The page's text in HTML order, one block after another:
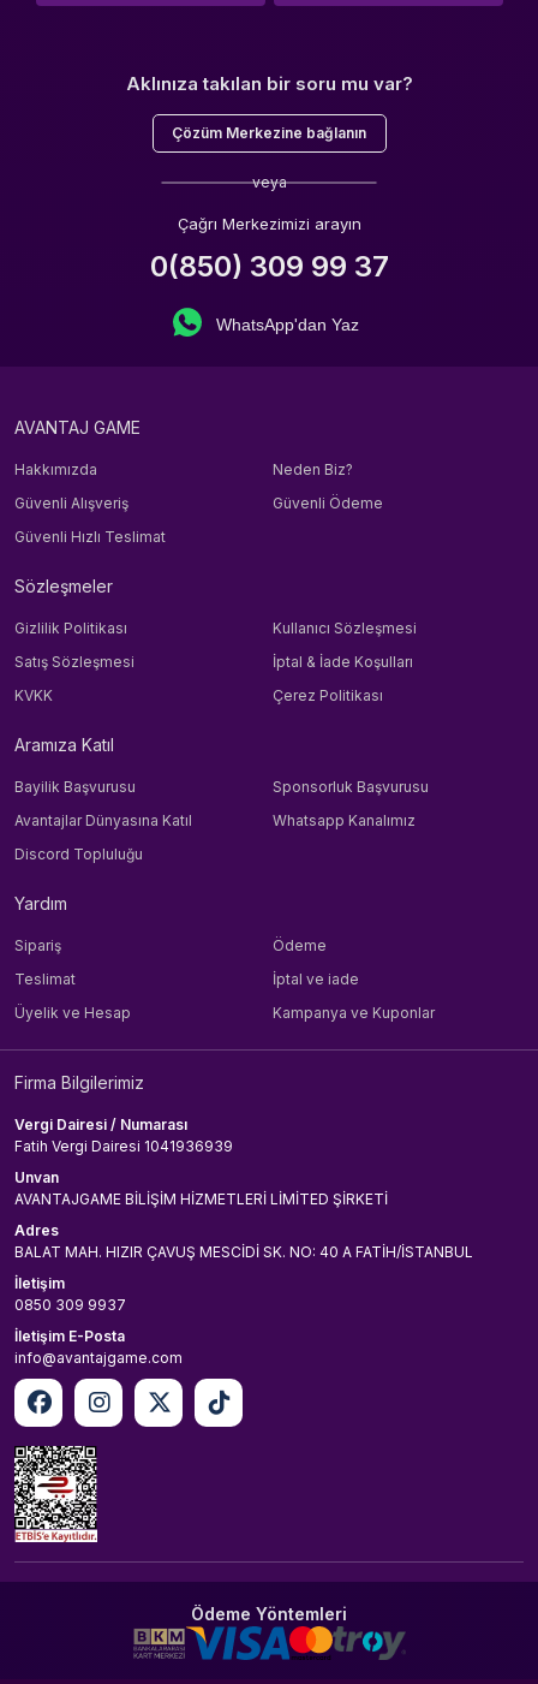
Aklınıza takılan bir soru mu var?
Çözüm Merkezine bağlanın
veya
Çağrı Merkezimizi arayın
0(850) 309 99 37
WhatsApp'dan Yaz
AVANTAJ GAME
Hakkımızda
Neden Biz?
Güvenli Alışveriş
Güvenli Ödeme
Güvenli Hızlı Teslimat
Sözleşmeler
Gizlilik Politikası
Kullanıcı Sözleşmesi
Satış Sözleşmesi
İptal & İade Koşulları
KVKK
Çerez Politikası
Aramıza Katıl
Bayilik Başvurusu
Sponsorluk Başvurusu
Avantajlar Dünyasına Katıl
Whatsapp Kanalımız
Discord Topluluğu
Yardım
Sipariş
Ödeme
Teslimat
İptal ve iade
Üyelik ve Hesap
Kampanya ve Kuponlar
Firma Bilgilerimiz
Vergi Dairesi / Numarası
Fatih Vergi Dairesi 1041936939
Unvan
AVANTAJGAME BİLİŞİM HİZMETLERİ LİMİTED ŞİRKETİ
Adres
BALAT MAH. HIZIR ÇAVUŞ MESCİDİ SK. NO: 40 A FATİH/İSTANBUL
İletişim
0850 309 9937
İletişim E-Posta
info@avantajgame.com
Ödeme Yöntemleri